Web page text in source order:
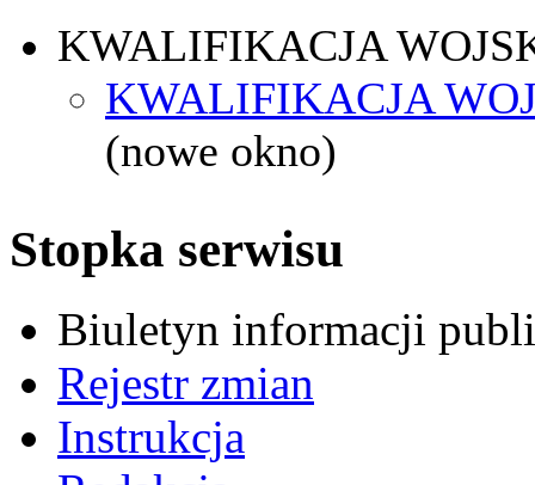
KWALIFIKACJA
KWALIFIKACJA
(nowe okno)
Stopka serwisu
Biuletyn informacji
Rejestr zmian
Instrukcja